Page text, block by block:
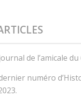
de l’amicale du
numéro